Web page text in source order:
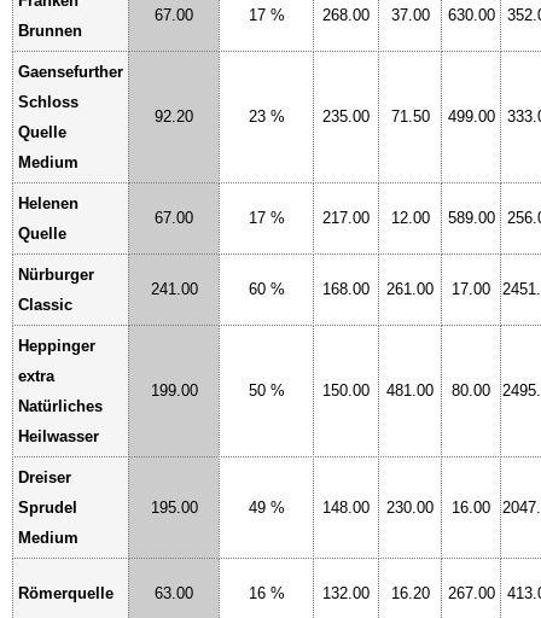
Brunnen
67.00 17 % 268.00 37.00 630.00
Gaensefurther
Schloss
Quelle
Medium
92.20 23 % 235.00 71.50 499.00
Helenen
Quelle
67.00 17 % 217.00 12.00 589.00
Nürburger
Classic
241.00 60 % 168.00 261.00 17.00
Heppinger
extra
Natürliches
Heilwasser
199.00 50 % 150.00 481.00 80.00
Dreiser
Sprudel
Medium
195.00 49 % 148.00 230.00 16.00
Römerquelle 63.00 16 % 132.00 16.20 267.00